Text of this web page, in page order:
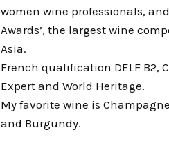
women wine professionals, and
Awards’, the largest wine
Asia.
French qualification DELF B2,
Expert and World Heritage.
My favorite wine is
and Burgundy.